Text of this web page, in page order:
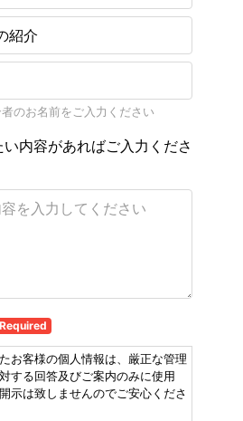
紹介
のお名前をご入力ください
内容があればご入力くださ
Required
お客様の個人情報は、厳正な管理
する回答及びご案内のみに使用
示は致しませんのでご安心くださ